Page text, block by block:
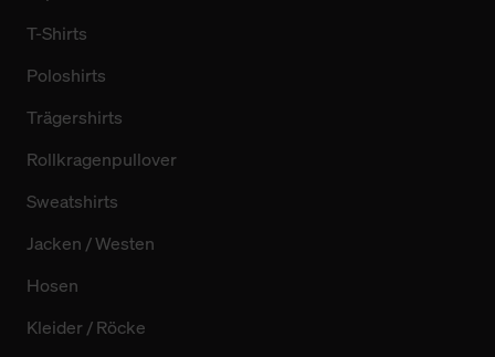
T-Shirts
Poloshirts
Trägershirts
Rollkragenpullover
Sweatshirts
Jacken / Westen
Hosen
Kleider / Röcke